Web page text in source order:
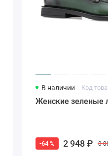
В наличии Код
Женские зеленые
-64 % 2 948 ₽ 8